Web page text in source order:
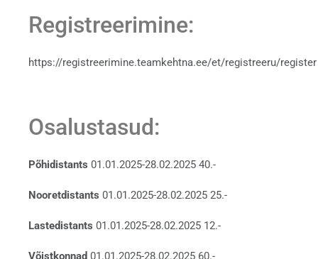
Registreerimine:
https://registreerimine.teamkehtna.ee/et/registreeru/register
Osalustasud:
Põhidistants 01.01.2025-28.02.2025 40.-
Nooretdistants 01.01.2025-28.02.2025 25.-
Lastedistants 01.01.2025-28.02.2025 12.-
Võistkonnad 01.01.2025-28.02.2025 60.-